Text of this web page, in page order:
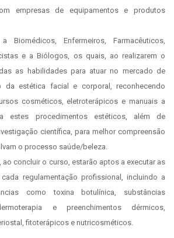
empresas de equipamentos e produtos
Biomédicos, Enfermeiros, Farmacêuticos,
e a Biólogos, os quais, ao realizarem o
as habilidades para atuar no mercado de
da estética facial e corporal, reconhecendo
cosméticos, eletroterápicos e manuais a
estes procedimentos estéticos, além de
científica, para melhor compreensão
o processo saúde/beleza.
concluir o curso, estarão aptos a executar as
regulamentação profissional, incluindo a
como toxina botulínica, substâncias
e preenchimentos dérmicos,
fitoterápicos e nutricosméticos.